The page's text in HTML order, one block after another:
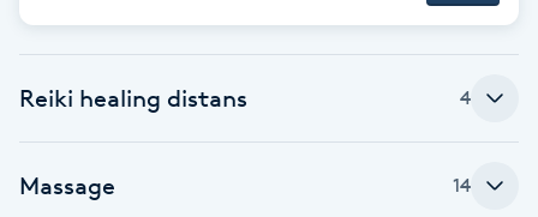
Dermapen
Diamantslipning
Reiki healing distans 4
Massage 14